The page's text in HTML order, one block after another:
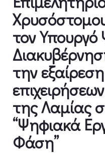
τον
την
της Λαμίας
“Ψηφιακά
Φάση”